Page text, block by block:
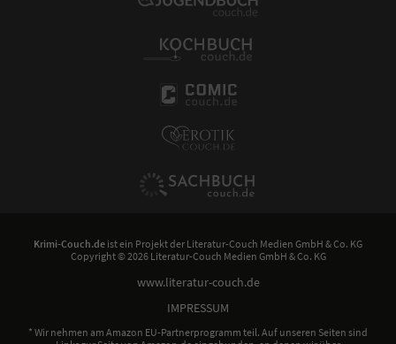
Krimi-Couch.de ist ein Projekt der Literatur-Couch Medien GmbH & Co. KG
Copyright © 2026 Literatur-Couch Medien GmbH & Co. KG
www.literatur-couch.de
IMPRESSUM
* Wir nehmen am Amazon EU-Partnerprogramm teil. Auf unseren Seiten sind